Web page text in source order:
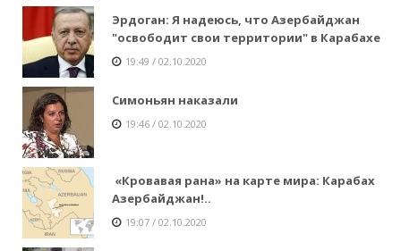
Эрдоган: Я надеюсь, что Азербайджан
"освободит свои территории" в Карабахе
19:49 / 02.10.2020
Симоньян наказали
19:46 / 02.10.2020
«Кровавая рана» на карте мира: Карабах
Азербайджан!..
19:07 / 02.10.2020